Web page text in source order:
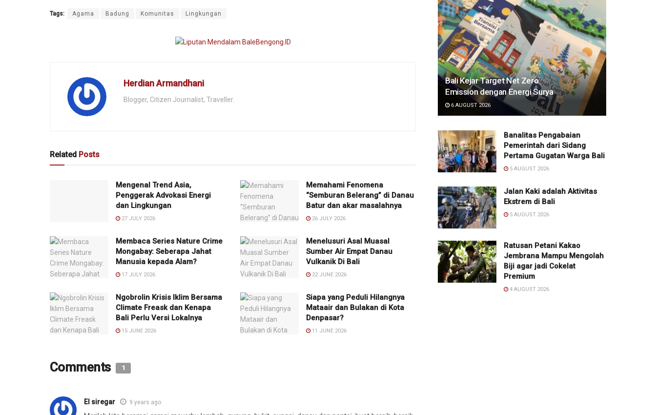
Tags: Agama Badung Komunitas Lingkungan
Herdian Armandhani
Blogger, Citizen Journalist, Traveller.
Related Posts
Mengenal Trend Asia,
Penggerak Advokasi Energi
dan Lingkungan
27 JULY 2026
Memahami Fenomena
“Semburan Belerang” di Danau
Batur dan akar masalahnya
26 JULY 2026
Membaca Series Nature Crime
Mongabay: Seberapa Jahat
Manusia kepada Alam?
17 JULY 2026
Menelusuri Asal Muasal
Sumber Air Empat Danau
Vulkanik Di Bali
22 JUNE 2026
Ngobrolin Krisis Iklim Bersama
Climate Freask dan Kenapa
Bali Perlu Versi Lokalnya
15 JUNE 2026
Siapa yang Peduli Hilangnya
Mataair dan Bulakan di Kota
Denpasar?
11 JUNE 2026
Comments 1
El siregar 9 years ago
Bali Kejar Target Net Zero
Emission dengan Energi Surya
6 AUGUST 2026
Banalitas Pengabaian
Pemerintah dari Sidang
Pertama Gugatan Warga Bali
5 AUGUST 2026
Jalan Kaki adalah Aktivitas
Ekstrem di Bali
5 AUGUST 2026
Ratusan Petani Kakao
Jembrana Mampu Mengolah
Biji agar jadi Cokelat
Premium
4 AUGUST 2026